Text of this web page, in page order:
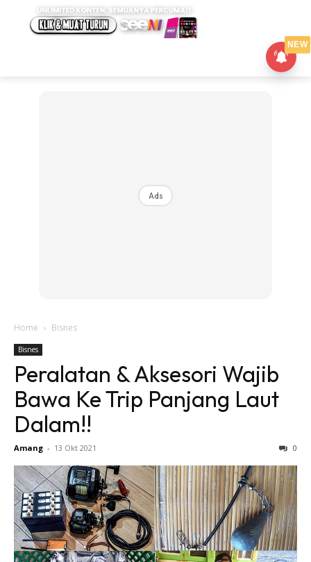
Ads
Home Bisnes
Bisnes
Peralatan & Aksesori Wajib
Bawa Ke Trip Panjang Laut
Dalam!!
Amang - 13 Okt 2021 0
NEW